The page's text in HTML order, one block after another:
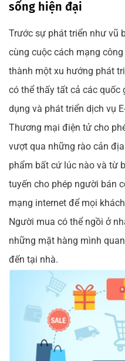
sống hiện đại
Trước sự phát triển như vũ
cùng cuộc cách mạng
thành một xu hướng phát
có thể thấy tất cả các quốc
dụng và phát triển dịch vụ
Thương mại điện tử cho
vượt qua những rào cản
phẩm bất cứ lúc nào và từ
tuyến cho phép người bán
mạng internet để mọi
Người mua có thể ngồi ở
những mặt hàng mình
đến tại nhà.